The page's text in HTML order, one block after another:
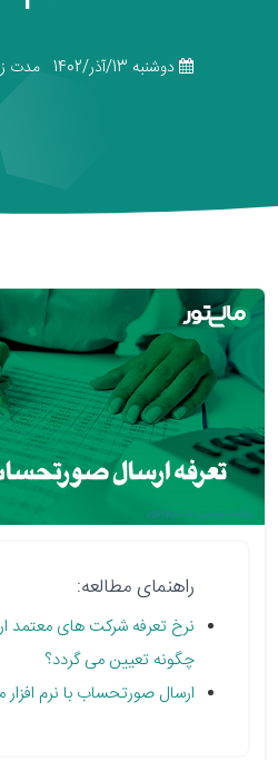
دوشنبه 13/آذر/1402 مدت
راهنمای مطالعه:
نرخ تعرفه شرکت های معتمد
چگونه تعیین می گردد؟
ارسال صورتحساب با نرم افزار